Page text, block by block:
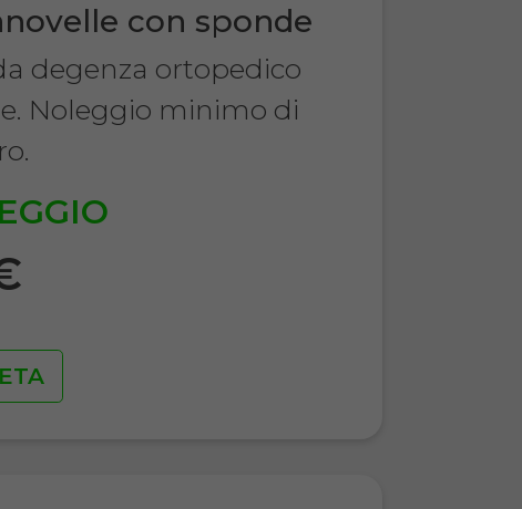
con sponde
degenza ortopedico
Noleggio minimo di